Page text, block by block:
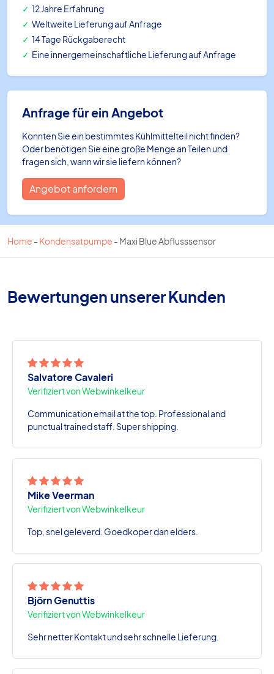
12 Jahre Erfahrung
Weltweite Lieferung auf Anfrage
14 Tage Rückgaberecht
Eine innergemeinschaftliche Lieferung auf Anfrage
Anfrage für ein Angebot
Konnten Sie ein bestimmtes Kühlmittelteil nicht finden?
Oder benötigen Sie eine große Menge an Teilen und
fragen sich, wann wir sie liefern können?
Angebot anfordern
Home - Kondensatpumpe - Maxi Blue Abflusssensor
Bewertungen unserer Kunden
Salvatore Cavaleri
Verifiziert von Webwinkelkeur
Communication email at the top. Professional and
punctual trained staff. Super shipping.
Mike Veerman
Verifiziert von Webwinkelkeur
Top, snel geleverd. Goedkoper dan elders.
Björn Genuttis
Verifiziert von Webwinkelkeur
Sehr netter Kontakt und sehr schnelle Lieferung.